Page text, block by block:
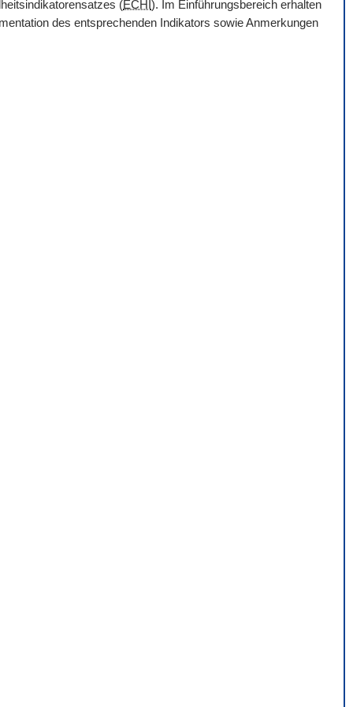
(ECHI). Im Einführungsbereich erhalten
des entsprechenden Indikators sowie Anmerkungen